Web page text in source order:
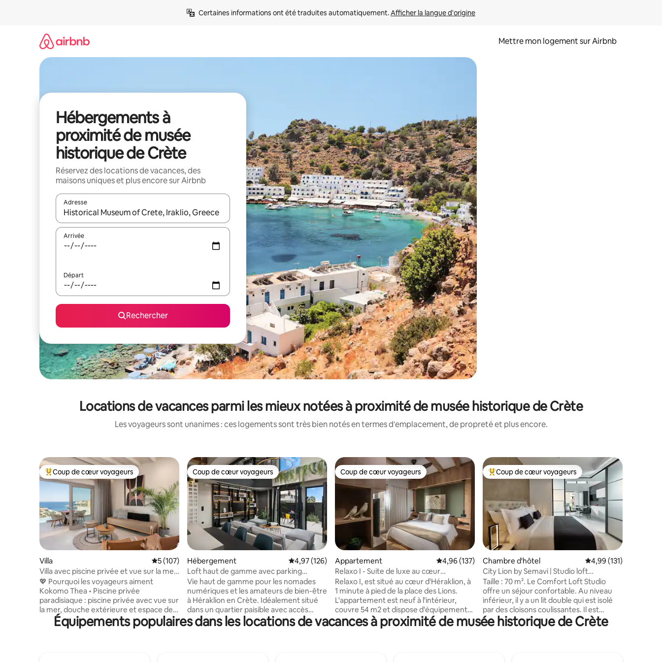
Certaines informations ont été traduites automatiquement. Afficher la langue d'origine
Mettre mon logement sur Airbnb
Hébergements à
proximité de musée
historique de Crète
Réservez des locations de vacances, des
maisons uniques et plus encore sur Airbnb
Adresse
Lorsque les résultats s'affichent, utilisez les flèches vers le haut et vers le bas pour les parcourir ou en appuyant et en faisant glisser.
Arrivée
Départ
Rechercher
Locations de vacances parmi les mieux notées à proximité de musée historique de Crète
Les voyageurs sont unanimes : ces logements sont très bien notés en termes d'emplacement, de propreté et plus encore.
Coups de cœur voyageurs les plus appréciés
Coup de cœur voyageurs
Villa Évaluation moyenne sur la base de 107 commentaires : 5 sur 5
5 (107)
Villa avec piscine privée et vue sur la mer,
400 jusqu'à la plage
💖 Pourquoi les voyageurs aiment
Kokomo Thea • Piscine privée
paradisiaque : piscine privée avec vue sur
la mer, douche extérieure et espace de
détente ensoleillé. • Emplacement
privilégié sur la côte : à seulement 600 m
Coup de cœur voyageurs
Coup de cœur voyageurs
Hébergement Évaluation moyenne sur la base de 126 commentaires : 4,97 sur 5
4,97 (126)
Loft haut de gamme avec parking
gratuit, hammam et sauna.
Vie haut de gamme pour les nomades
numériques et les amateurs de bien-être
à Héraklion en Crète. Idéalement situé
dans un quartier paisible avec accès
facile à la route nationale E75 pour des
excursions d'une journée et des journées
Coup de cœur voyageurs
Coup de cœur voyageurs
Appartement Évaluation moyenne sur la base de 137 commentaires : 4,96 sur 5
4,96 (137)
Relaxo I - Suite de luxe au cœur
d'Héraklion
Relaxo I, est situé au cœur d'Héraklion, à
1 minute à pied de la place des Lions.
L'appartement est neuf à l'intérieur,
couvre 54 m2 et dispose d'équipements
modernes, notamment la climatisation,
une télévision connectée de 65 pouces,
Coups de cœur voyageurs les plus appréciés
Coup de cœur voyageurs
Chambre d'hôtel Évaluation moyenne
4,99 (131)
City Lion by Semavi | Studio loft
confortable
Taille : 70 m². Le Comfort Loft Studio
offre un séjour confortable. Au niveau
inférieur, il y a un lit double qui est isolé
par des cloisons coulissantes. Il est
élégamment meublé avec une cuisine
entièrement équipée, une salle à
Équipements populaires dans les locations de vacances à proximité de musée historique de Crète